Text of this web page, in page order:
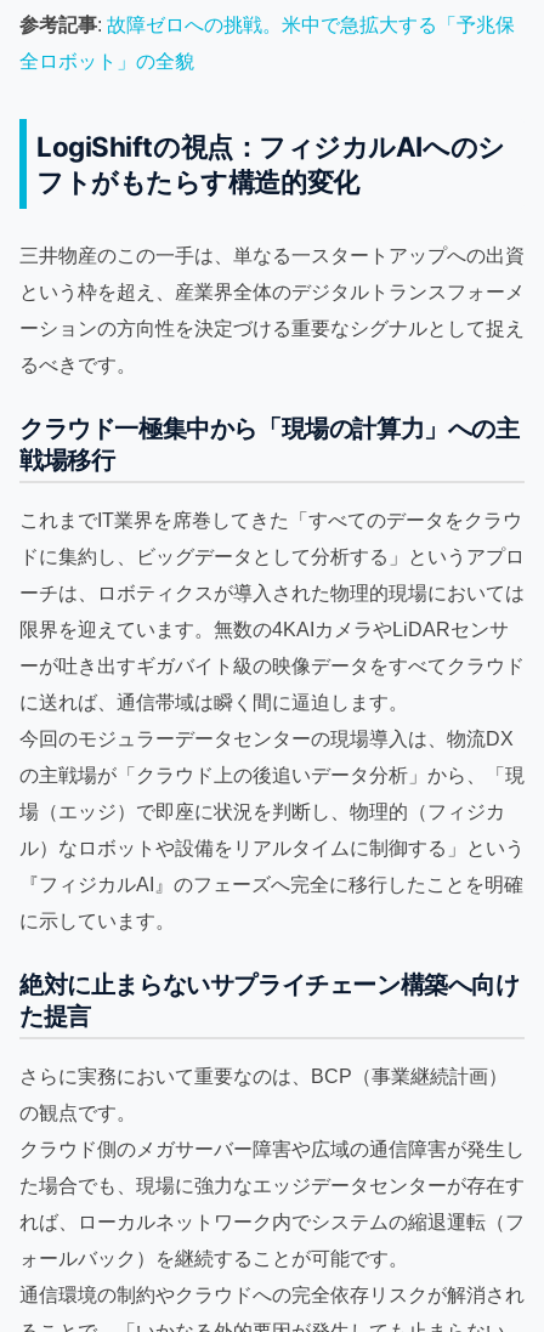
参考記事: 故障ゼロへの挑戦。米中で急拡大する「予兆保
全ロボット」の全貌
LogiShiftの視点：フィジカルAIへのシ
フトがもたらす構造的変化
三井物産のこの一手は、単なる一スタートアップへの出資
という枠を超え、産業界全体のデジタルトランスフォーメ
ーションの方向性を決定づける重要なシグナルとして捉え
るべきです。
クラウド一極集中から「現場の計算力」への主
戦場移行
これまでIT業界を席巻してきた「すべてのデータをクラウ
ドに集約し、ビッグデータとして分析する」というアプロ
ーチは、ロボティクスが導入された物理的現場においては
限界を迎えています。無数の4KAIカメラやLiDARセンサ
ーが吐き出すギガバイト級の映像データをすべてクラウド
に送れば、通信帯域は瞬く間に逼迫します。
今回のモジュラーデータセンターの現場導入は、物流DX
の主戦場が「クラウド上の後追いデータ分析」から、「現
場（エッジ）で即座に状況を判断し、物理的（フィジカ
ル）なロボットや設備をリアルタイムに制御する」という
『フィジカルAI』のフェーズへ完全に移行したことを明確
に示しています。
絶対に止まらないサプライチェーン構築へ向け
た提言
さらに実務において重要なのは、BCP（事業継続計画）
の観点です。
クラウド側のメガサーバー障害や広域の通信障害が発生し
た場合でも、現場に強力なエッジデータセンターが存在す
れば、ローカルネットワーク内でシステムの縮退運転（フ
ォールバック）を継続することが可能です。
通信環境の制約やクラウドへの完全依存リスクが解消され